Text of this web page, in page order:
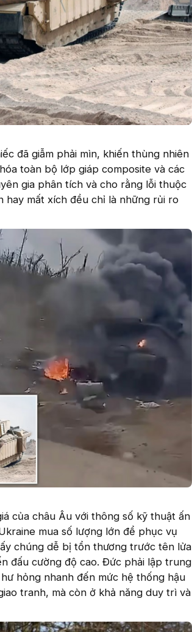
đã giẫm phải mìn, khiến thùng nhiên
toàn bộ lớp giáp composite và các
gia phân tích và cho rằng lỗi thuộc
mất xích đều chỉ là những rủi ro
của châu Âu với thông số kỹ thuật ấn
mua số lượng lớn để phục vụ
chúng dễ bị tổn thương trước tên lửa
đấu cường độ cao. Đức phải lập trung
hỏng nhanh đến mức hệ thống hậu
tranh, mà còn ở khả năng duy trì và